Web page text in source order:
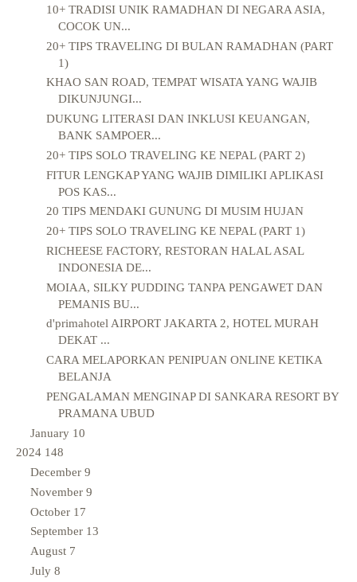
10+ TRADISI UNIK RAMADHAN DI NEGARA ASIA,
COCOK UN...
20+ TIPS TRAVELING DI BULAN RAMADHAN (PART
1)
KHAO SAN ROAD, TEMPAT WISATA YANG WAJIB
DIKUNJUNGI...
DUKUNG LITERASI DAN INKLUSI KEUANGAN,
BANK SAMPOER...
20+ TIPS SOLO TRAVELING KE NEPAL (PART 2)
FITUR LENGKAP YANG WAJIB DIMILIKI APLIKASI
POS KAS...
20 TIPS MENDAKI GUNUNG DI MUSIM HUJAN
20+ TIPS SOLO TRAVELING KE NEPAL (PART 1)
RICHEESE FACTORY, RESTORAN HALAL ASAL
INDONESIA DE...
MOIAA, SILKY PUDDING TANPA PENGAWET DAN
PEMANIS BU...
d'primahotel AIRPORT JAKARTA 2, HOTEL MURAH
DEKAT ...
CARA MELAPORKAN PENIPUAN ONLINE KETIKA
BELANJA
PENGALAMAN MENGINAP DI SANKARA RESORT BY
PRAMANA UBUD
January 10
2024 148
December 9
November 9
October 17
September 13
August 7
July 8